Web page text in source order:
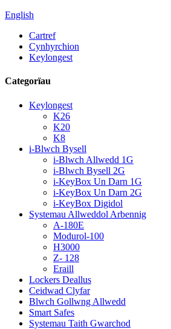
English
Cartref
Cynhyrchion
Keylongest
Categorïau
Keylongest
K26
K20
K8
i-Blwch Bysell
i-Blwch Allwedd 1G
i-Blwch Bysell 2G
i-KeyBox Un Darn 1G
i-KeyBox Un Darn 2G
i-KeyBox Digidol
Systemau Allweddol Arbennig
A-180E
Modurol-100
H3000
Z- 128
Eraill
Lockers Deallus
Ceidwad Clyfar
Blwch Gollwng Allwedd
Smart Safes
Systemau Taith Gwarchod